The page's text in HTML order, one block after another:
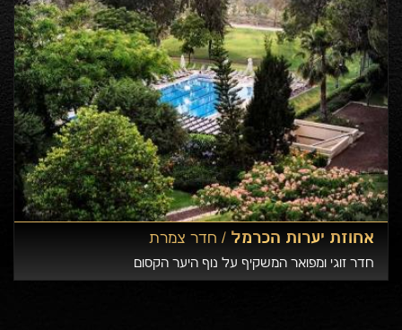
אחוזת יערות הכרמל / חדר צמרת
חדר זוגי ומפואר המשקיף על נוף היער הקסום